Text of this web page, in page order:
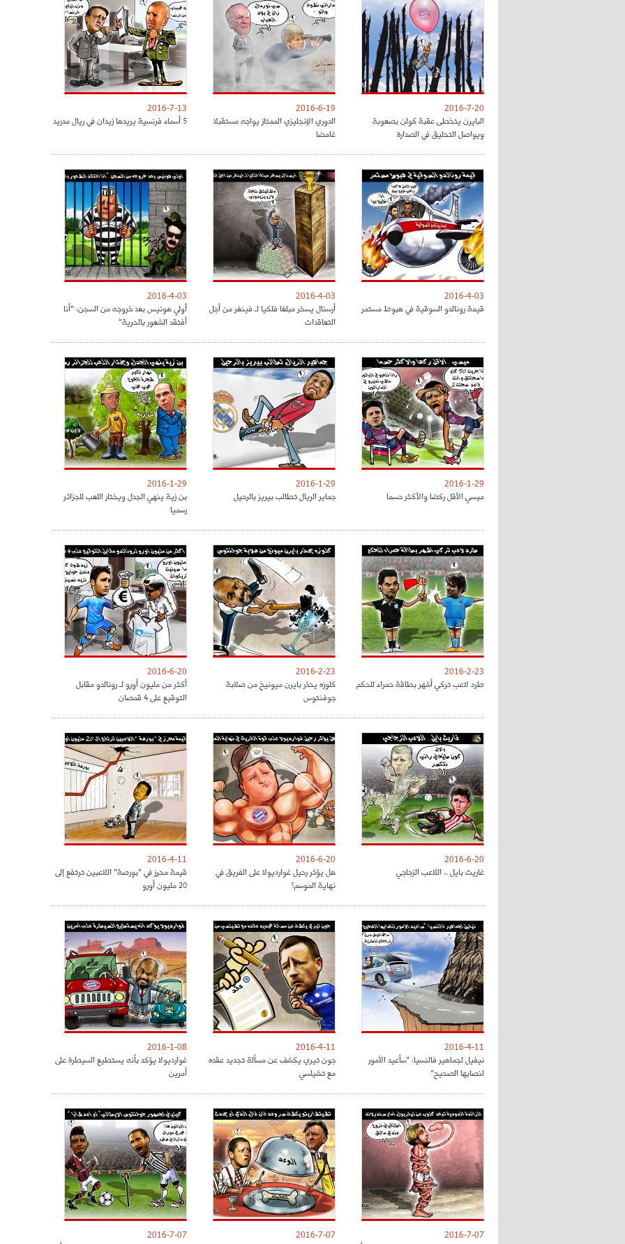
2016-7-20
البايرن يتخطى عقبة كولن بصعوبة
ويواصل التحليق في الصدارة
2016-6-19
الدوري الإنجليزي الممتاز يواجه مستقبلا
غامضا
2016-7-13
5 أسماء فرنسية يريدها زيدان في ريال مدريد
2016-4-03
قيمة رونالدو السوقية في هبوط مستمر
2016-4-03
أرسنال يسخر مبلغا فلكيا لـ فينغر من أجل
التعاقدات
2016-4-03
أولي هونيس بعد خروجه من السجن: "أنا
أفتقد الشعور بالحرية"
2016-1-29
ميسي الأقل ركضا والأكثر حسما
2016-1-29
جماير الريال تطالب بيريز بالرحيل
2016-1-29
بن زية ينهي الجدل ويختار اللعب للجزائر
رسميا
2016-2-23
طرد لاعب تركي أشهر بطاقة حمراء للحكم
2016-2-23
كلوزه يحذر بايرن ميونيخ من صلابة
جوفنتوس
2016-6-20
أكثر من مليون أورو لـ رونالدو مقابل
التوقيع على 4 قمصان
2016-6-20
غاريث بايل .. اللاعب الزجاجي
2016-6-20
هل يؤثر رحيل غوارديولا على الفريق في
نهاية الموسم؟
2016-4-11
قيمة محرز في "بورصة" اللاعبين ترتفع إلى
20 مليون أورو
2016-4-11
نيفيل لجماهير فالنسيا: "سأعيد الأمور
لنصابها الصحيح"
2016-4-11
جون تيري يكشف عن مسألة تجديد عقده
مع تشيلسي
2016-1-08
غوارديولا يؤكد بأنه يستطيع السيطرة على
أمرين
2016-7-07
2016-7-07
2016-7-07